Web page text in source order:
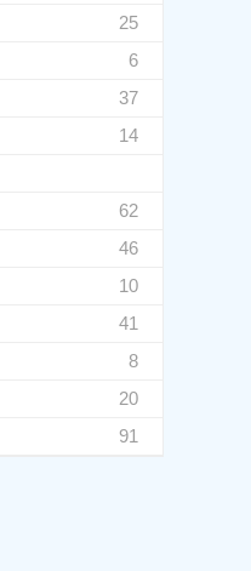
25
6
37
14
62
46
10
41
8
20
91